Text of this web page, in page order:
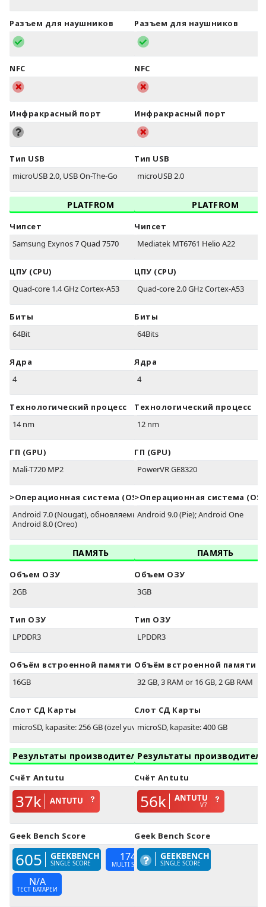
Разъем для наушников
NFC
Инфракрасный порт
Тип USB
microUSB 2.0, USB On-The-Go
PLATFROM
Чипсет
Samsung Exynos 7 Quad 7570
ЦПУ (CPU)
Quad-core 1.4 GHz Cortex-A53
Биты
64Bit
Ядра
4
Технологический процесс
14 nm
ГП (GPU)
Mali-T720 MP2
>Oперационная система (OS)
Android 7.0 (Nougat), обновляемый до:
Android 8.0 (Oreo)
ПАМЯТЬ
Объем ОЗУ
2GB
Тип ОЗУ
LPDDR3
Объём встроенной памяти
16GB
Слот СД Карты
microSD, kapasite: 256 GB (özel yuva)
Результаты производительности
Счёт Antutu
37k ANTUTU
Geek Bench Score
605 GEEKBENCH
SINGLE SCORE 1748
MULTI SCORE
N/A
ТЕСТ БАТАРЕИ
Разъем для наушников
NFC
Инфракрасный порт
Тип USB
microUSB 2.0
PLATFROM
Чипсет
Mediatek MT6761 Helio A22
ЦПУ (CPU)
Quad-core 2.0 GHz Cortex-A53
Биты
64Bits
Ядра
4
Технологический процесс
12 nm
ГП (GPU)
PowerVR GE8320
>Oперационная система (OS)
Android 9.0 (Pie); Android One
ПАМЯТЬ
Объем ОЗУ
3GB
Тип ОЗУ
LPDDR3
Объём встроенной памяти
32 GB, 3 RAM or 16 GB, 2 GB RAM
Слот СД Карты
microSD, kapasite: 400 GB
Результаты
Счёт Antutu
56k ANTUTU
V7
Geek Bench Score
GEEKBENCH
SINGLE SCORE